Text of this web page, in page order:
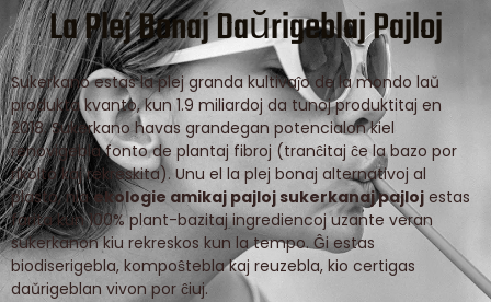
La Plej Bonaj Daŭrigeblaj Pajloj
Sukerkano estas la plej granda kultivaĵo de la mondo laŭ
produkta kvanto, kun 1.9 miliardoj da tunoj produktitaj en
2018. Sukerkano havas grandegan potencialon kiel
renovigebla fonto de plantaj fibroj (tranĉitaj ĉe la bazo por
rikolto kaj rekreskita). Unu el la plej bonaj alternativoj al
plasto, niaekologie amikaj pajloj sukerkanaj pajloj estas
farita kun 100% plant-bazitaj ingrediencoj uzante veran
sukerkanon kiu rekreskos kun la tempo. Ĝi estas
biodiserigebla, kompoŝtebla kaj reuzebla, kio certigas
daŭrigeblan vivon por ĉiuj.